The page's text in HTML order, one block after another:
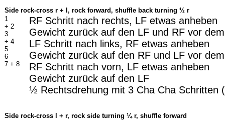
Side rock-cross r + l, rock forward, shuffle back turning ½ r
1
+ 2
3
+ 4
5
6
7 + 8
RF Schritt nach rechts, LF etwas anheben
Gewicht zurück auf den LF und RF vor
LF Schritt nach links, RF etwas anheben
Gewicht zurück auf den RF und LF vor
RF Schritt nach vorn, LF etwas anheben
Gewicht zurück auf den LF
½ Rechtsdrehung mit 3 Cha Cha Schritten
Side rock-cross l + r, rock side turning ¼ r, shuffle forward